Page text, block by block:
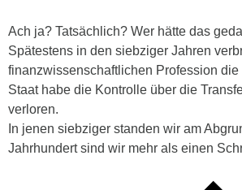
Ach ja? Tatsächlich? Wer hätte das
Spätestens in den siebziger Jahren
finanzwissenschaftlichen Profession die
Staat habe die Kontrolle über die
verloren.
In jenen siebziger standen wir am
Jahrhundert sind wir mehr als einen